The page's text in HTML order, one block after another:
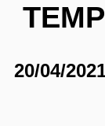
20/04/